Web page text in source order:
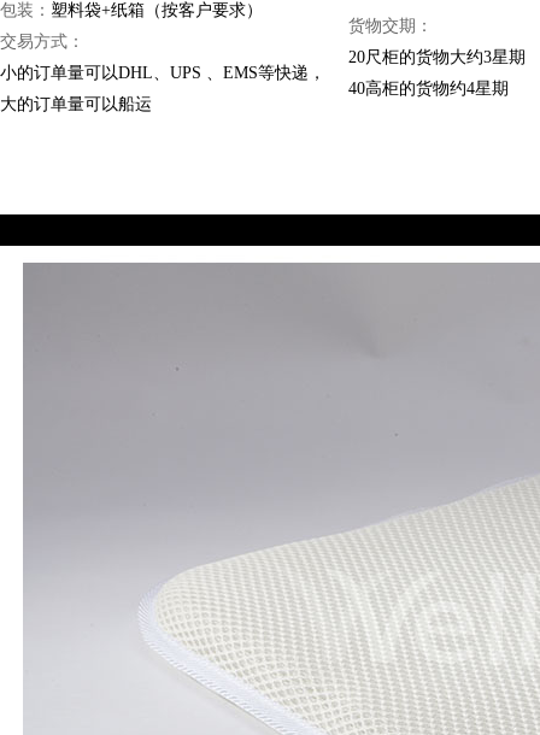
包装： 塑料袋+纸箱（按客户要求）
交易方式：
小的订单量可以DHL、UPS 、EMS等快递，
大的订单量可以船运
货物交期：
20尺柜的货物大约3星期
40高柜的货物约4星期